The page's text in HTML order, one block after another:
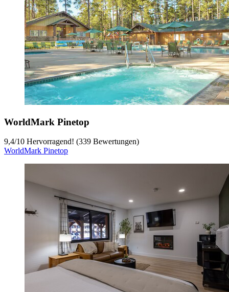
WorldMark Pinetop
9,4/10 Hervorragend! (339 Bewertungen)
WorldMark Pinetop